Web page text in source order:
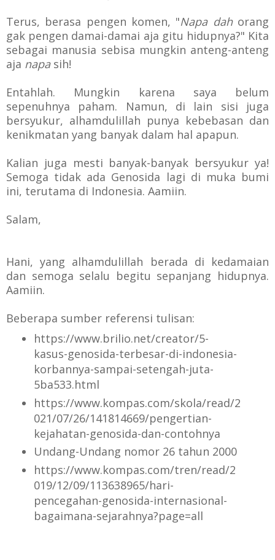
Terus, berasa pengen komen, "Napa dah orang
gak pengen damai-damai aja gitu hidupnya?" Kita
sebagai manusia sebisa mungkin anteng-anteng
aja napa sih!
Entahlah. Mungkin karena saya belum
sepenuhnya paham. Namun, di lain sisi juga
bersyukur, alhamdulillah punya kebebasan dan
kenikmatan yang banyak dalam hal apapun.
Kalian juga mesti banyak-banyak bersyukur ya!
Semoga tidak ada Genosida lagi di muka bumi
ini, terutama di Indonesia. Aamiin.
Salam,
Hani, yang alhamdulillah berada di kedamaian
dan semoga selalu begitu sepanjang hidupnya.
Aamiin.
Beberapa sumber referensi tulisan:
https://www.brilio.net/creator/5-
kasus-genosida-terbesar-di-indonesia-
korbannya-sampai-setengah-juta-
5ba533.html
https://www.kompas.com/skola/read/2
021/07/26/141814669/pengertian-
kejahatan-genosida-dan-contohnya
Undang-Undang nomor 26 tahun 2000
https://www.kompas.com/tren/read/2
019/12/09/113638965/hari-
pencegahan-genosida-internasional-
bagaimana-sejarahnya?page=all